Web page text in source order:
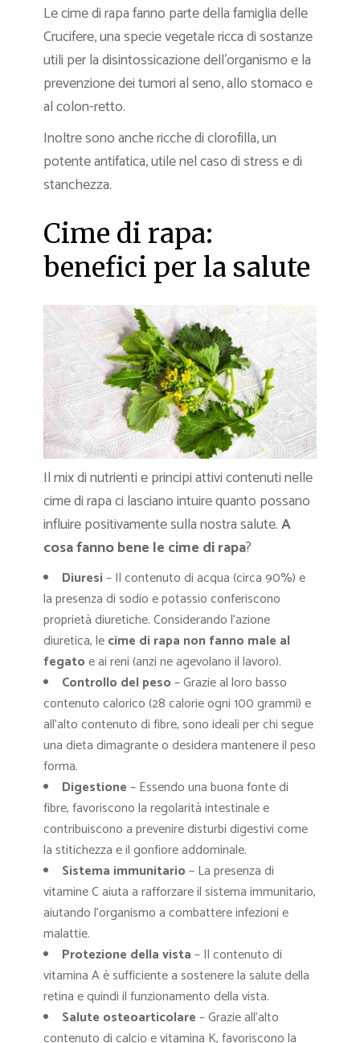
Le cime di rapa fanno parte della famiglia delle
Crucifere, una specie vegetale ricca di sostanze
utili per la disintossicazione dell’organismo e la
prevenzione dei tumori al seno, allo stomaco e
al colon-retto.
Inoltre sono anche ricche di clorofilla, un
potente antifatica, utile nel caso di stress e di
stanchezza.
Cime di rapa:
benefici per la salute
Il mix di nutrienti e principi attivi contenuti nelle
cime di rapa ci lasciano intuire quanto possano
influire positivamente sulla nostra salute.A
cosa fanno bene le cime di rapa?
Diuresi– Il contenuto di acqua (circa 90%) e
la presenza di sodio e potassio conferiscono
proprietà diuretiche. Considerando l’azione
diuretica, lecime di rapa non fanno male al
fegatoe ai reni (anzi ne agevolano il lavoro).
Controllo del peso– Grazie al loro basso
contenuto calorico (28 calorie ogni 100 grammi) e
all’alto contenuto di fibre, sono ideali per chi segue
una dieta dimagrante o desidera mantenere il peso
forma.
Digestione– Essendo una buona fonte di
fibre, favoriscono la regolarità intestinale e
contribuiscono a prevenire disturbi digestivi come
la stitichezza e il gonfiore addominale.
Sistema immunitario– La presenza di
vitamine C aiuta a rafforzare il sistema immunitario,
aiutando l’organismo a combattere infezioni e
malattie.
Protezione della vista– Il contenuto di
vitamina A è sufficiente a sostenere la salute della
retina e quindi il funzionamento della vista.
Salute osteoarticolare– Grazie all’alto
contenuto di calcio e vitamina K, favoriscono la